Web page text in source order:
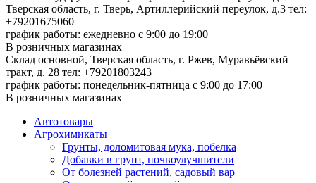
Тверская область, г. Тверь, Артиллерийский переулок, д.3 тел:
+79201675060
график работы: ежедневно с 9:00 до 19:00
В розничных магазинах
Склад основной, Тверская область, г. Ржев, Муравьёвский
тракт, д. 28 тел: +79201803243
график работы: понедельник-пятница с 9:00 до 17:00
В розничных магазинах
Автотовары
Агрохимикаты
Грунты, доломитовая мука, побелка
Добавки в грунт, почвоулучшители
От болезней растений, садовый вар